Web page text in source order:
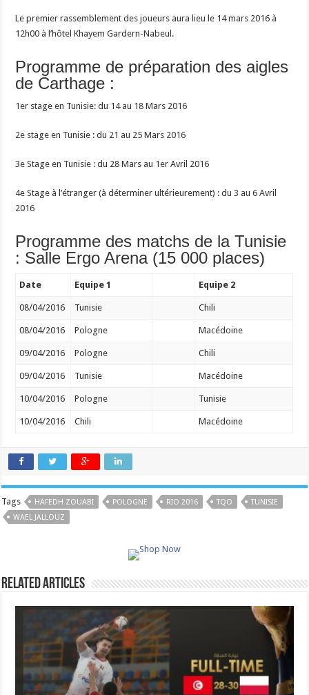
Le premier rassemblement des joueurs aura lieu le 14 mars 2016 à
12h00 à l’hôtel Khayem Gardern-Nabeul.
Programme de préparation des aigles
de Carthage :
1er stage en Tunisie: du 14 au 18 Mars 2016
2e stage en Tunisie : du 21 au 25 Mars 2016
3e Stage en Tunisie : du 28 Mars au 1er Avril 2016
4e Stage à l’étranger (à déterminer ultérieurement) : du 3 au 6 Avril
2016
Programme des matchs de la Tunisie
: Salle Ergo Arena (15 000 places)
Date Equipe 1 Equipe 2
08/04/2016 Tunisie Chili
08/04/2016 Pologne Macédoine
09/04/2016 Pologne Chili
09/04/2016 Tunisie Macédoine
10/04/2016 Pologne Tunisie
10/04/2016 Chili Macédoine
Tags HAFEDH ZOUABI POLOGNE RIO 2016 TQO
TUNISIE
WAEL JALLOUZ
Related Articles